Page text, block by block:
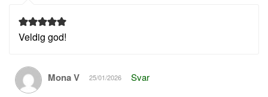
Veldig god!
Mona V 25/01/2026 Svar